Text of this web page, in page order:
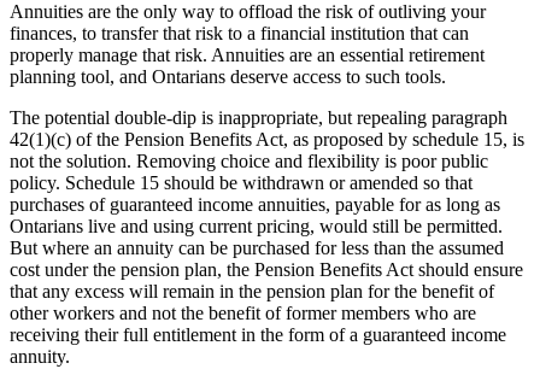
Annuities are the only way to offload the risk of outliving your
finances, to transfer that risk to a financial institution that can
properly manage that risk. Annuities are an essential retirement
planning tool, and Ontarians deserve access to such tools.
The potential double-dip is inappropriate, but repealing paragraph
42(1)(c) of the Pension Benefits Act, as proposed by schedule 15, is
not the solution. Removing choice and flexibility is poor public
policy. Schedule 15 should be withdrawn or amended so that
purchases of guaranteed income annuities, payable for as long as
Ontarians live and using current pricing, would still be permitted.
But where an annuity can be purchased for less than the assumed
cost under the pension plan, the Pension Benefits Act should ensure
that any excess will remain in the pension plan for the benefit of
other workers and not the benefit of former members who are
receiving their full entitlement in the form of a guaranteed income
annuity.